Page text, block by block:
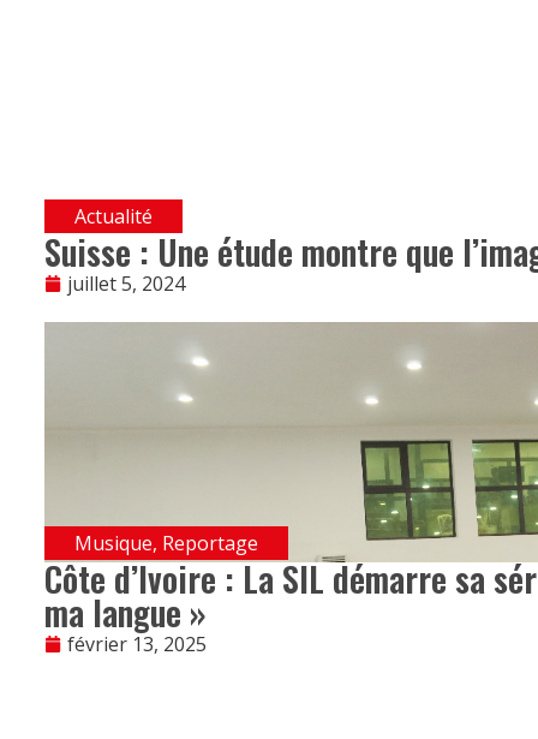
Actualité
Suisse : Une étude montre que
juillet 5, 2024
Musique, Reportage
Côte d’Ivoire : La SIL démarre sa
ma langue »
février 13, 2025